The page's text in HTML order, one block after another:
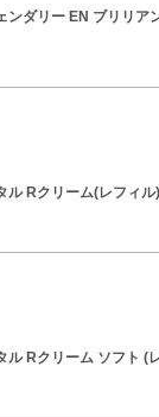
ンダリー EN ブリリア
ル Rクリーム(レフィル)
ル Rクリーム ソフト (